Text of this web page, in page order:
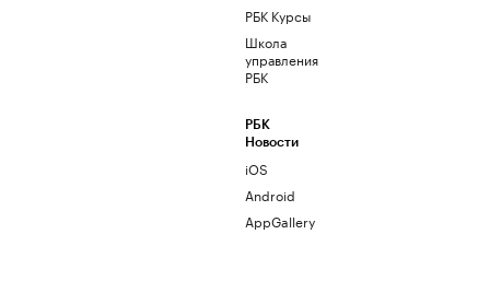
РБК Курсы
Школа
управления
РБК
РБК
Новости
iOS
Android
AppGallery